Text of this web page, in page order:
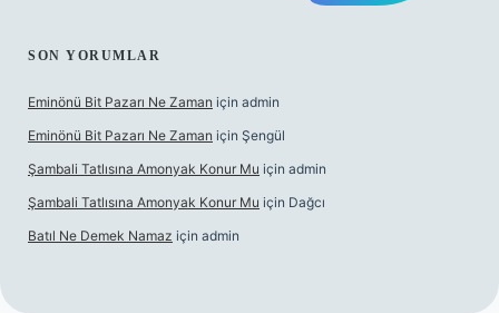
SON YORUMLAR
Eminönü Bit Pazarı Ne Zaman için admin
Eminönü Bit Pazarı Ne Zaman için Şengül
Şambali Tatlısına Amonyak Konur Mu için admin
Şambali Tatlısına Amonyak Konur Mu için Dağcı
Batıl Ne Demek Namaz için admin